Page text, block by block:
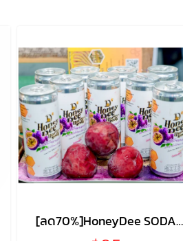
[ลด70%]HoneyDee SODA
Passion Fruit